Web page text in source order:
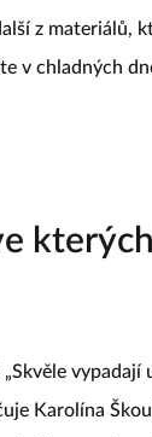
z materiálů,
v chladných
vypadají
Karolína